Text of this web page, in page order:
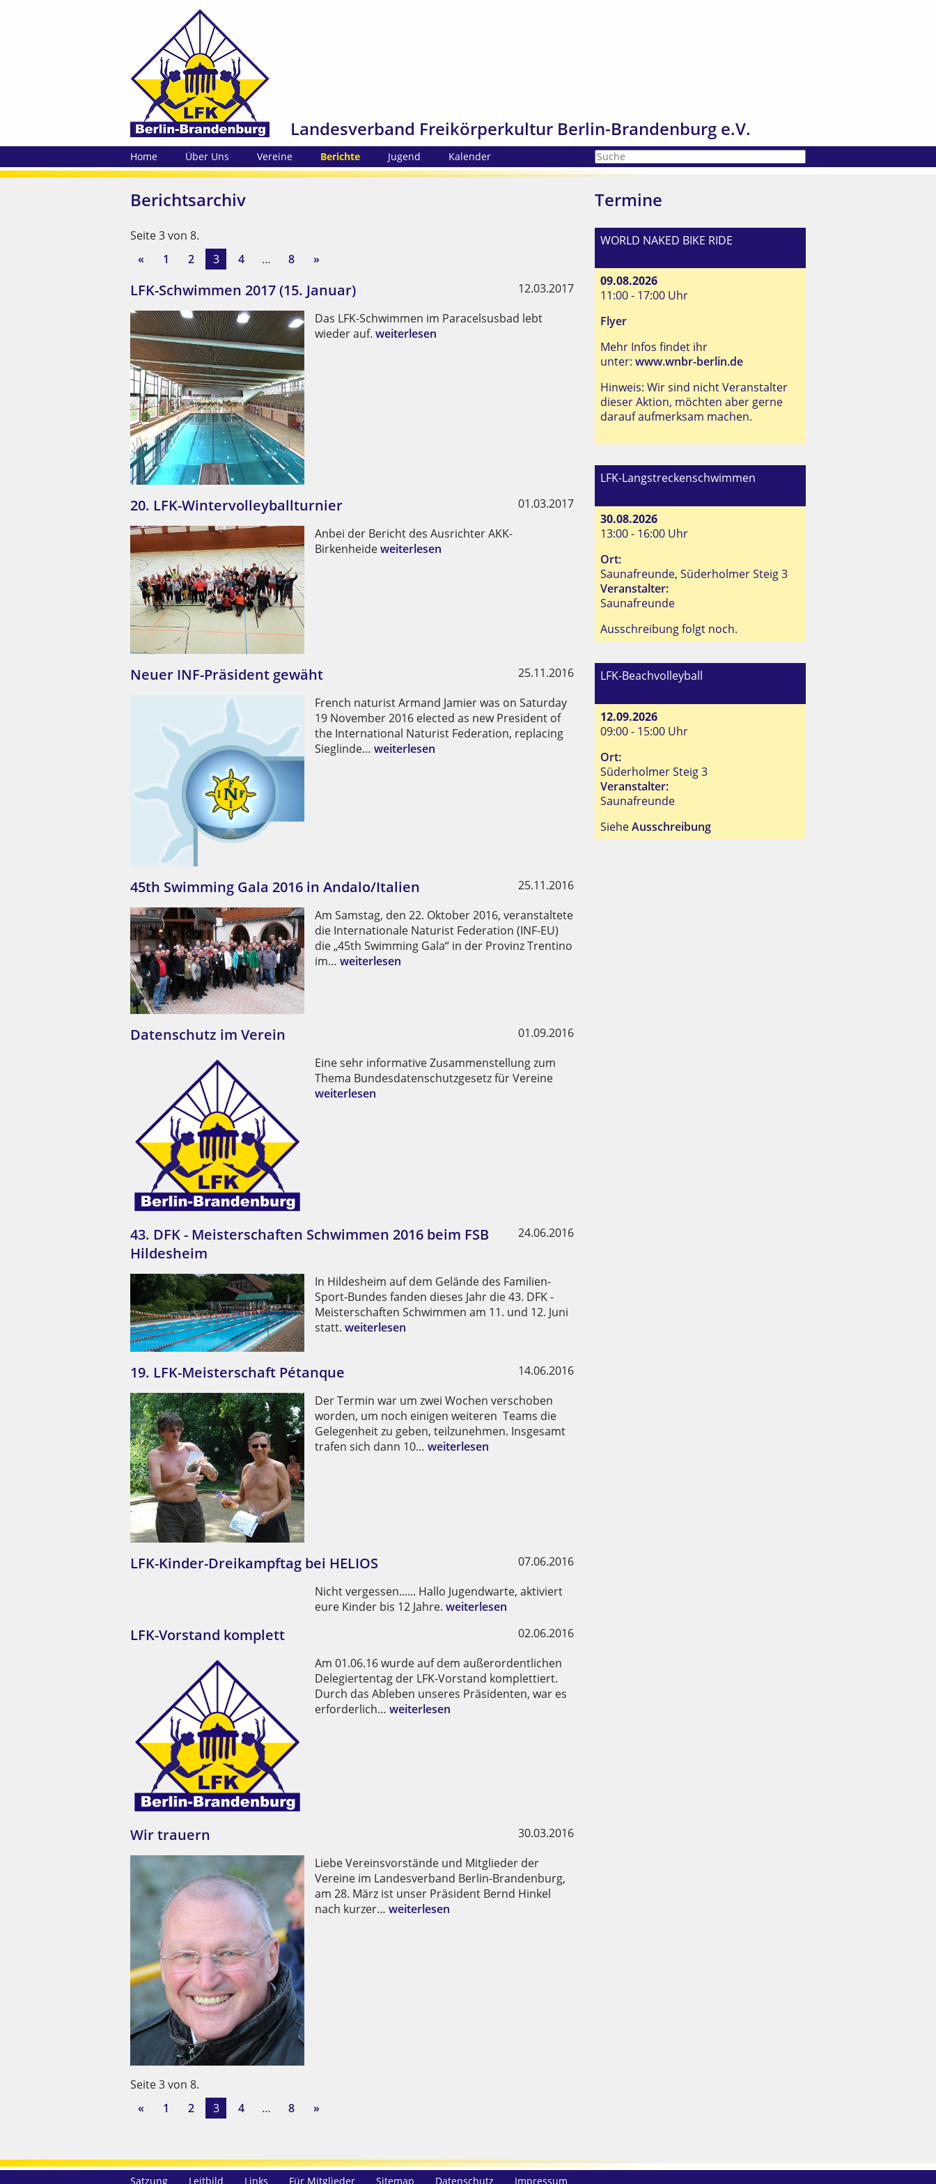
Landesverband Freikörperkultur Berlin-Brandenburg e.V.
Home Über Uns Vereine Berichte Jugend Kalender
Berichtsarchiv
Seite 3 von 8.
1
2 3 4 … 8
LFK-Schwimmen 2017 (15. Januar)
12.03.2017
Das LFK-Schwimmen im Paracelsusbad lebt
wieder auf. weiterlesen
20. LFK-Wintervolleyballturnier
01.03.2017
Anbei der Bericht des Ausrichter AKK-
Birkenheideweiterlesen
Neuer INF-Präsident gewäht
25.11.2016
French naturist Armand Jamier was on Saturday
19 November 2016 elected as new President of
the International Naturist Federation, replacing
Sieglinde… weiterlesen
45th Swimming Gala 2016 in Andalo/Italien
25.11.2016
Am Samstag, den 22. Oktober 2016, veranstaltete
die Internationale Naturist Federation (INF-EU)
die „45th Swimming Gala“ in der Provinz Trentino
im… weiterlesen
Datenschutz im Verein
01.09.2016
Eine sehr informative Zusammenstellung zum
Thema Bundesdatenschutzgesetz für Vereine
weiterlesen
43. DFK - Meisterschaften Schwimmen 2016 beim FSB
Hildesheim
24.06.2016
In Hildesheim auf dem Gelände des Familien-
Sport-Bundes fanden dieses Jahr die 43. DFK -
Meisterschaften Schwimmen am 11. und 12. Juni
statt. weiterlesen
19. LFK-Meisterschaft Pétanque
14.06.2016
Der Termin war um zwei Wochen verschoben
worden, um noch einigen weiteren Teams die
Gelegenheit zu geben, teilzunehmen. Insgesamt
trafen sich dann 10… weiterlesen
LFK-Kinder-Dreikampftag bei HELIOS
07.06.2016
Nicht vergessen...... Hallo Jugendwarte, aktiviert
eure Kinder bis 12 Jahre. weiterlesen
LFK-Vorstand komplett
02.06.2016
Am 01.06.16 wurde auf dem außerordentlichen
Delegiertentag der LFK-Vorstand komplettiert.
Durch das Ableben unseres Präsidenten, war es
erforderlich… weiterlesen
Wir trauern
30.03.2016
Liebe Vereinsvorstände und Mitglieder der
Vereine im Landesverband Berlin-Brandenburg,
am 28. März ist unser Präsident Bernd Hinkel
nach kurzer… weiterlesen
Seite 3 von 8.
1
2 3 4 … 8
Termine
WORLD NAKED BIKE RIDE
09.08.2026
11:00 - 17:00 Uhr
Flyer
Mehr Infos findet ihr
unter: www.wnbr-berlin.de
Hinweis: Wir sind nicht Veranstalter
dieser Aktion, möchten aber gerne
darauf aufmerksam machen.
LFK-Langstreckenschwimmen
30.08.2026
13:00 - 16:00 Uhr
Ort:
Saunafreunde, Süderholmer Steig 3
Veranstalter:
Saunafreunde
Ausschreibung folgt noch.
LFK-Beachvolleyball
12.09.2026
09:00 - 15:00 Uhr
Ort:
Süderholmer Steig 3
Veranstalter:
Saunafreunde
SieheAusschreibung
Satzung Leitbild Links Für Mitglieder Sitemap Datenschutz Impressum